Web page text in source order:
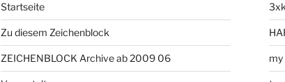
Startseite
Zu diesem Zeichenblock
ZEICHENBLOCK Archive ab 2009 06 my